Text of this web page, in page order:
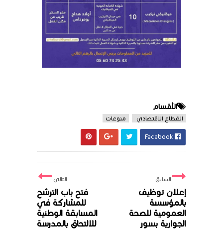
الأقسام
القطاع الاقتصادي منوعات
التالي
فتح باب الترشح
للمشاركة في
المسابقة الوطنية
للالتحاق بالمدرسة
السابق
إعلان توظيف
بالمؤسسة
العمومية للصحة
الجوارية بسور